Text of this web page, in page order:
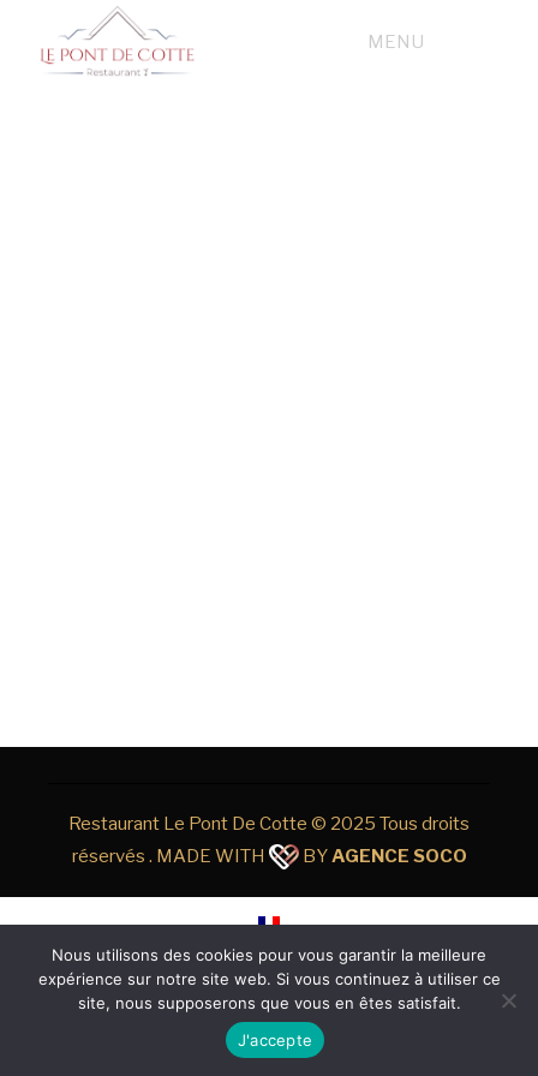
Restaurant Le Pont De Cotte © 2025 Tous droits
réservés . MADE WITH BYAGENCE SOCO
Nous utilisons des cookies pour vous garantir la meilleure
expérience sur notre site web. Si vous continuez à utiliser ce
site, nous supposerons que vous en êtes satisfait.
J'accepte